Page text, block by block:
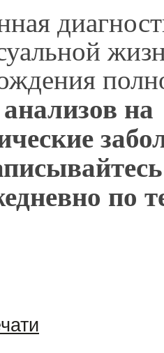
на
по